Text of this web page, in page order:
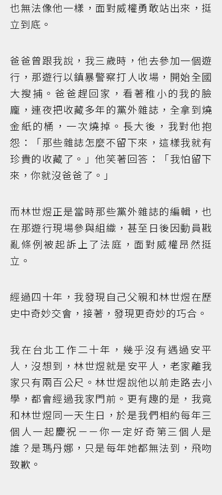
也無法像他一樣，面對威權勇敢站出來，挺
立到底。
爸爸曾跟我說，我三歲時，他去參加一個遊
行，那遊行以鎮暴警察打人收場，開始全國
大搜捕。爸爸趕回家，看著稚小的我的臉
龐，連夜把收藏多年的黨外雜誌，全拿到燒
金紙的桶，一次燒掉。長大後，我對他抱
怨：「那些雜誌怎麼不留下來，這樣我就有
珍貴的收藏了。」他笑著回答：「我怕留下
來，你就沒爸爸了。」
而林世煜正是當時那些黨外雜誌的編輯，也
在那遊行現場參與組織，甚至日後因動員戡
亂條例被起訴上了法庭，面對威權昂然挺
立。
經過四十年，我發現自己父親和林世煜在歷
史中奇妙交會，接著，發現更奇妙的巧合。
我在台北工作二十年，幾乎沒有遇過安平
人，沒想到，林世煜就是安平人，老家離我
家只有兩百公尺。林世煜說他以前走路去小
學，都會經過我家門前。更有趣的是，我竟
和林世煜同一天生日，於是我們相約每年三
個人一起慶祝－－你一定好奇第三個人是
誰？是瑪丹娜，只是每年她都無法到，飛吻
致歉。